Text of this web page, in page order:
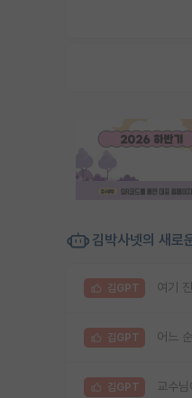
김박사넷의 새로
김GPT 여기
김GPT 어느
김GPT 교수